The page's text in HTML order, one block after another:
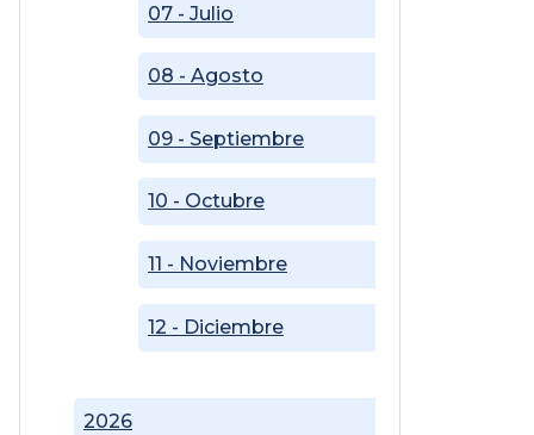
07 - Julio
08 - Agosto
09 - Septiembre
10 - Octubre
11 - Noviembre
12 - Diciembre
2026